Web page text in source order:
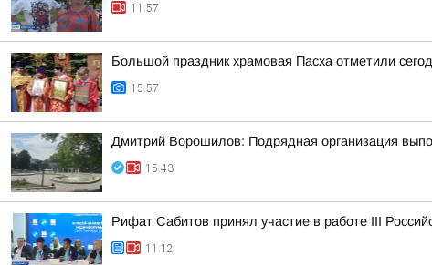
11:57
Большой праздник храмовая Пасха отметили
15:57
Дмитрий Ворошилов: Подрядная организация
15:43
Рифат Сабитов принял участие в работе III
11:12